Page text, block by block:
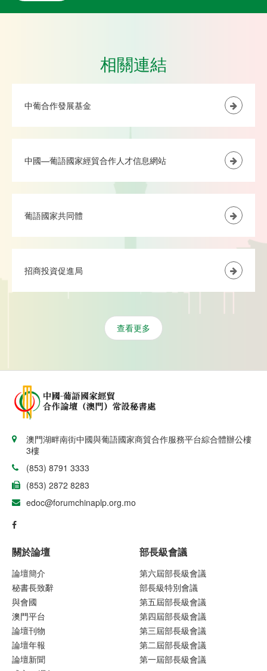
相關連結
中葡合作發展基金
中國—葡語國家經貿合作人才信息網站
葡語國家共同體
招商投資促進局
查看更多
澳門湖畔南街中國與葡語國家商貿合作服務平台綜合體辦公樓
3樓
(853) 8791 3333
(853) 2872 8283
edoc@forumchinaplp.org.mo
關於論壇
論壇簡介
秘書長致辭
與會國
澳門平台
論壇刊物
論壇年報
論壇新聞
部長級會議
第六屆部長級會議
部長級特別會議
第五屆部長級會議
第四屆部長級會議
第三屆部長級會議
第二屆部長級會議
第一屆部長級會議